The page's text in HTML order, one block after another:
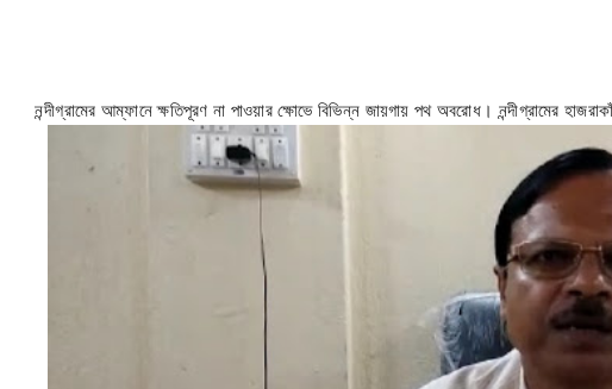
নন্দীগ্রামের আম্ফানে ক্ষতিপূরণ না পাওয়ার ক্ষোভে বিভিন্ন জায়গায় পথ অবরোধ। নন্দীগ্রামের